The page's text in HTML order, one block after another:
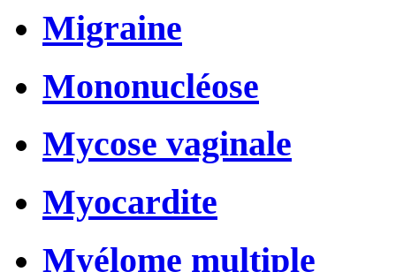
Migraine
Mononucléose
Mycose vaginale
Myocardite
Myélome multiple